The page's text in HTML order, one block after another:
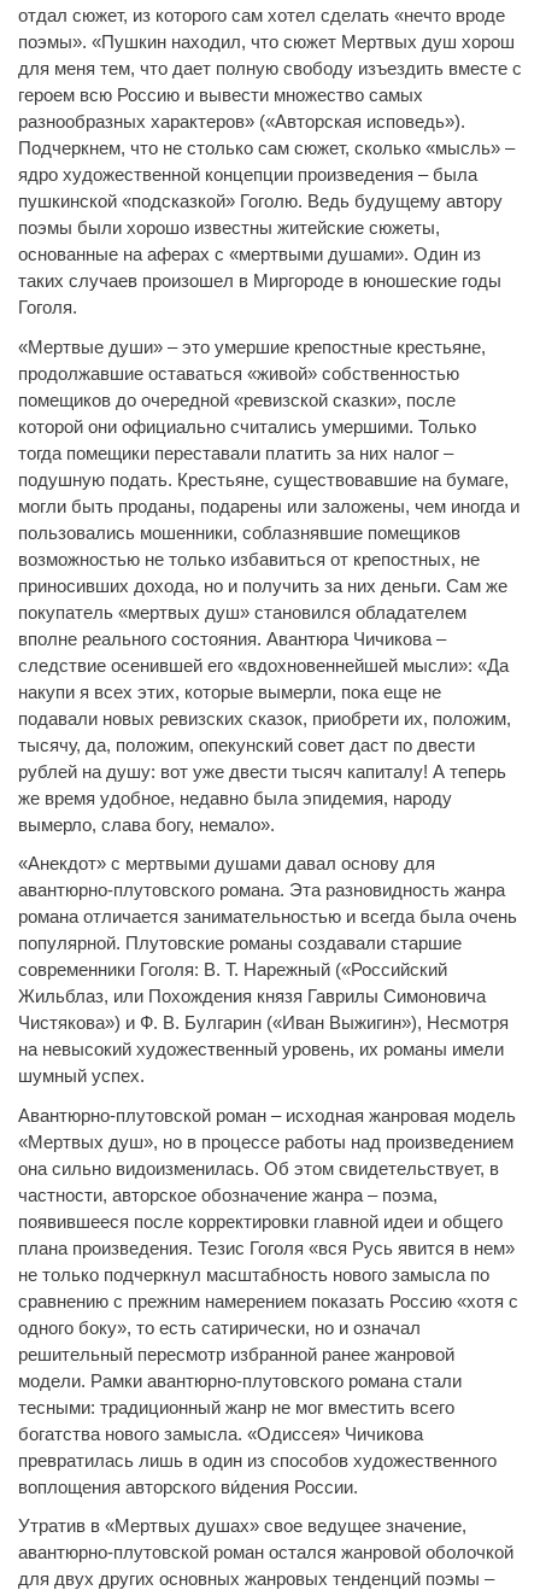
отдал сюжет, из которого сам хотел сделать «нечто вроде
поэмы». «Пушкин находил, что сюжет Мертвых душ хорош
для меня тем, что дает полную свободу изъездить вместе с
героем всю Россию и вывести множество самых
разнообразных характеров» («Авторская исповедь»).
Подчеркнем, что не столько сам сюжет, сколько «мысль» –
ядро художественной концепции произведения – была
пушкинской «подсказкой» Гоголю. Ведь будущему автору
поэмы были хорошо известны житейские сюжеты,
основанные на аферах с «мертвыми душами». Один из
таких случаев произошел в Миргороде в юношеские годы
Гоголя.
«Мертвые души» – это умершие крепостные крестьяне,
продолжавшие оставаться «живой» собственностью
помещиков до очередной «ревизской сказки», после
которой они официально считались умершими. Только
тогда помещики переставали платить за них налог –
подушную подать. Крестьяне, существовавшие на бумаге,
могли быть проданы, подарены или заложены, чем иногда и
пользовались мошенники, соблазнявшие помещиков
возможностью не только избавиться от крепостных, не
приносивших дохода, но и получить за них деньги. Сам же
покупатель «мертвых душ» становился обладателем
вполне реального состояния. Авантюра Чичикова –
следствие осенившей его «вдохновеннейшей мысли»: «Да
накупи я всех этих, которые вымерли, пока еще не
подавали новых ревизских сказок, приобрети их, положим,
тысячу, да, положим, опекунский совет даст по двести
рублей на душу: вот уже двести тысяч капиталу! А теперь
же время удобное, недавно была эпидемия, народу
вымерло, слава богу, немало».
«Анекдот» с мертвыми душами давал основу для
авантюрно-плутовского романа. Эта разновидность жанра
романа отличается занимательностью и всегда была очень
популярной. Плутовские романы создавали старшие
современники Гоголя: В. Т. Нарежный («Российский
Жильблаз, или Похождения князя Гаврилы Симоновича
Чистякова») и Ф. В. Булгарин («Иван Выжигин»), Несмотря
на невысокий художественный уровень, их романы имели
шумный успех.
Авантюрно-плутовской роман – исходная жанровая модель
«Мертвых душ», но в процессе работы над произведением
она сильно видоизменилась. Об этом свидетельствует, в
частности, авторское обозначение жанра – поэма,
появившееся после корректировки главной идеи и общего
плана произведения. Тезис Гоголя «вся Русь явится в нем»
не только подчеркнул масштабность нового замысла по
сравнению с прежним намерением показать Россию «хотя с
одного боку», то есть сатирически, но и означал
решительный пересмотр избранной ранее жанровой
модели. Рамки авантюрно-плутовского романа стали
тесными: традиционный жанр не мог вместить всего
богатства нового замысла. «Одиссея» Чичикова
превратилась лишь в один из способов художественного
воплощения авторского ви́дения России.
Утратив в «Мертвых душах» свое ведущее значение,
авантюрно-плутовской роман остался жанровой оболочкой
для двух других основных жанровых тенденций поэмы –